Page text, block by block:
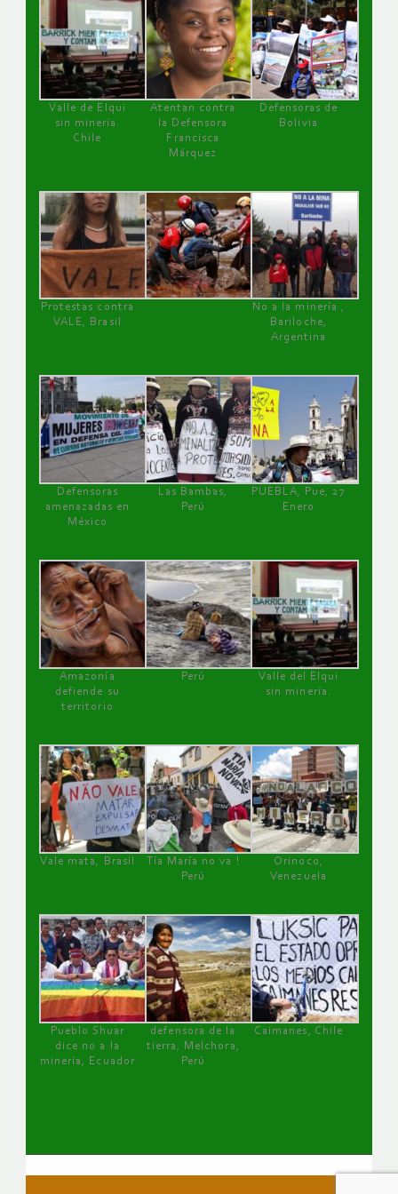
Valle de Elqui
sin minería.
Chile
Atentan contra
la Defensora
Francisca
Márquez
Defensoras de
Bolivia
Protestas contra
VALE, Brasil
No a la minería ,
Bariloche,
Argentina
Defensoras
amenazadas en
México
Las Bambas,
Perú
PUEBLA, Pue, 27
Enero
Amazonía
defiende su
territorio
Perú
Valle del Elqui
sin minería.
Vale mata, Brasil
Tía María no va !
Perú
Orinoco,
Venezuela
Pueblo Shuar
dice no a la
minería, Ecuador
defensora de la
tierra, Melchora,
Perú
Caimanes, Chile